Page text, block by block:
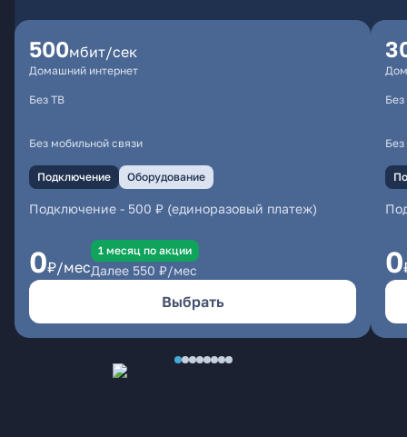
500мбит/сек
Домашний интернет
Без ТВ
Без мобильной связи
Подключение Оборудование
Подключение - 500 ₽ (единоразовый платеж)
0₽/мес
1 месяц по акции
Далее 550 ₽/мес
Выбрать
0